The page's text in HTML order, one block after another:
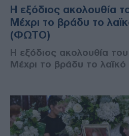
Η εξόδιος ακολουθία
Μέχρι το βράδυ το
(ΦΩΤΟ)
Η εξόδιος ακολουθία
Μέχρι το βράδυ το